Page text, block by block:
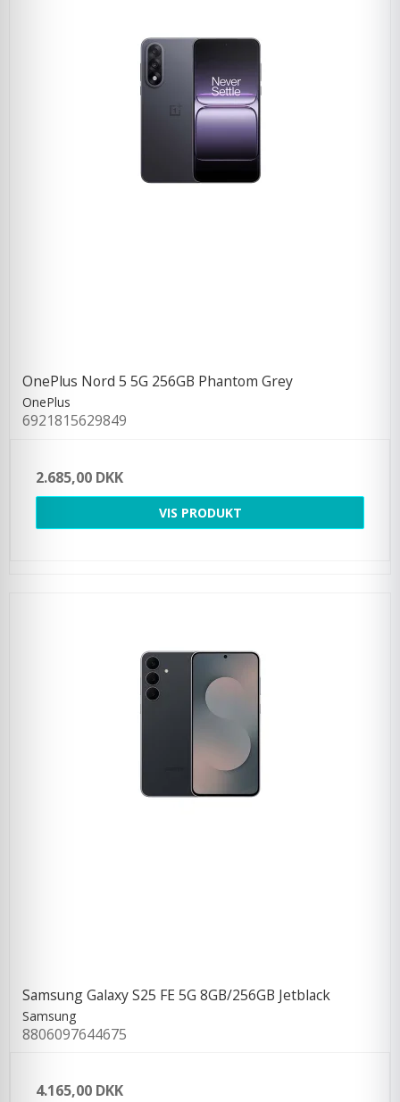
OnePlus Nord 5 5G 256GB Phantom Grey
OnePlus
6921815629849
2.685,00 DKK
VIS PRODUKT
Samsung Galaxy S25 FE 5G 8GB/256GB Jetblack
Samsung
8806097644675
4.165,00 DKK